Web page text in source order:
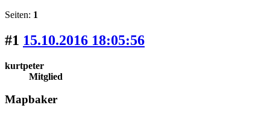
Seiten: 1
#1 15.10.2016 18:05:56
kurtpeter
Mitglied
Mapbaker